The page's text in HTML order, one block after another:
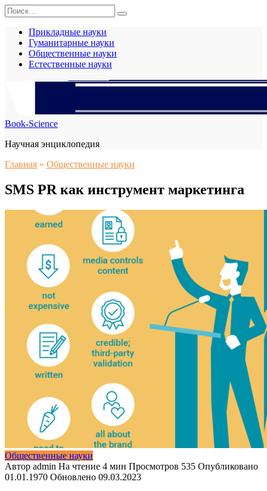
Перейти
к
содержанию
Search
for:
Прикладные науки
Гуманитарные науки
Общественные науки
Естественные науки
Book-Science
Научная энциклопедия
Главная » Общественные науки
SMS PR как инструмент маркетинга
Общественные науки
Автор admin На чтение 4 мин Просмотров 535 Опубликовано
01.01.1970 Обновлено 09.03.2023